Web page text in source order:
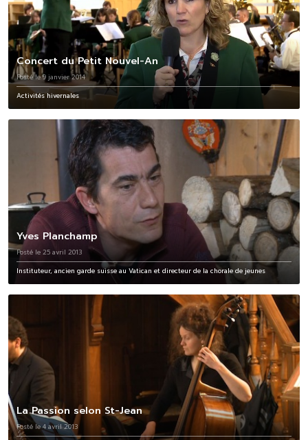
Concert du Petit Nouvel-An
Posté le 9 janvier 2014
Activités hivernales
Yves Planchamp
Posté le 25 avril 2013
Instituteur, ancien garde suisse au Vatican et directeur de la chorale de jeunes
La Passion selon St-Jean
Posté le 4 avril 2013